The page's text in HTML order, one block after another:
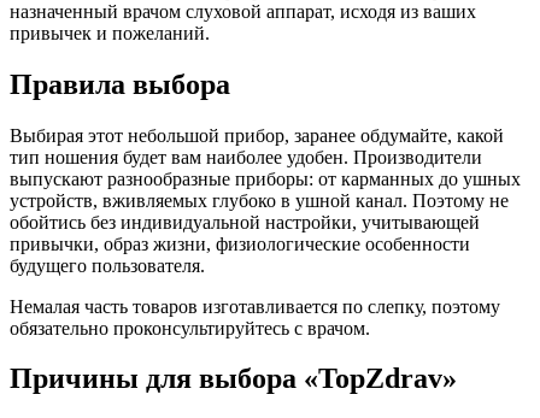
назначенный врачом слуховой аппарат, исходя из ваших
привычек и пожеланий.
Правила выбора
Выбирая этот небольшой прибор, заранее обдумайте, какой
тип ношения будет вам наиболее удобен. Производители
выпускают разнообразные приборы: от карманных до ушных
устройств, вживляемых глубоко в ушной канал. Поэтому не
обойтись без индивидуальной настройки, учитывающей
привычки, образ жизни, физиологические особенности
будущего пользователя.
Немалая часть товаров изготавливается по слепку, поэтому
обязательно проконсультируйтесь с врачом.
Причины для выбора «TopZdrav»